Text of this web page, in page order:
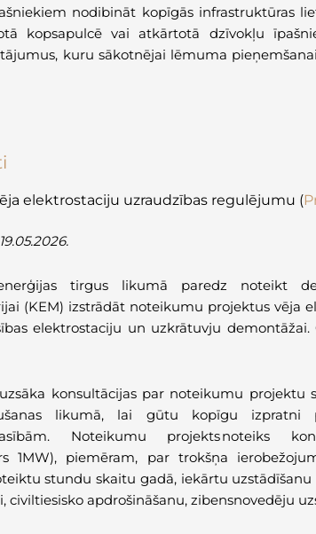
nodibināt kopīgās infrastruktūras
kopsapulcē vai atkārtotā dzīvokļu
kuru sākotnējai lēmuma
elektrostaciju uzraudzības regulējumu (
tirgus likumā paredz noteikt
(KEM) izstrādāt noteikumu projektus vēja
elektrostaciju un uzkrātuvju
konsultācijas par noteikumu projektu
likumā, lai gūtu kopīgu izpratni
Noteikumu projekts noteiks
1MW), piemēram, par trokšņa
stundu skaitu gadā, iekārtu
civiltiesisko apdrošināšanu, zibensnovedēju